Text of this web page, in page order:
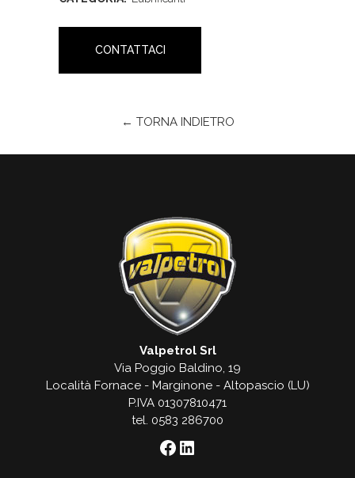
CONTATTACI
← TORNA INDIETRO
Valpetrol Srl
Via Poggio Baldino, 19
Località Fornace - Marginone - Altopascio (LU)
P.IVA 01307810471
tel. 0583 286700
Facebook
LinkedIn